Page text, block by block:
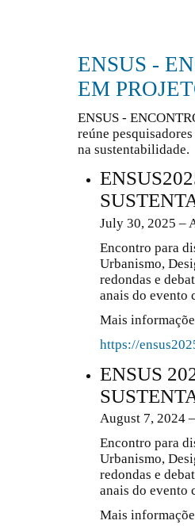
ENSUS -
EM
ENSUS -
reúne
na sustentabilidade.
July 30, 2025 –
Encontro para
Urbanismo,
redondas e
anais do evento
Mais
https://
ENSUS
August 7, 2024
Encontro para
Urbanismo,
redondas e
anais do evento
Mais